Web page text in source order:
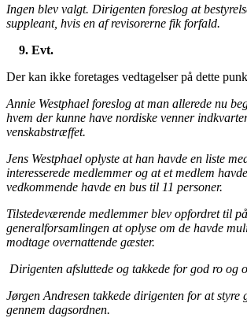
Ingen blev valgt. Dirigenten foreslog at
suppleant, hvis en af revisorerne fik forfald.
9. Evt.
Der kan ikke foretages vedtagelser på dette
Annie Westphael foreslog at man allerede nu
hvem der kunne have nordiske venner
venskabstræffet.
Jens Westphael oplyste at han havde en liste
interesserede medlemmer og at et medlem
vedkommende havde en bus til 11 personer.
Tilstedeværende medlemmer blev opfordret til på
generalforsamlingen at oplyse om de havde
modtage overnattende gæster.
Dirigenten afsluttede og takkede for god ro og
Jørgen Andresen takkede dirigenten for at styre
gennem dagsordnen.